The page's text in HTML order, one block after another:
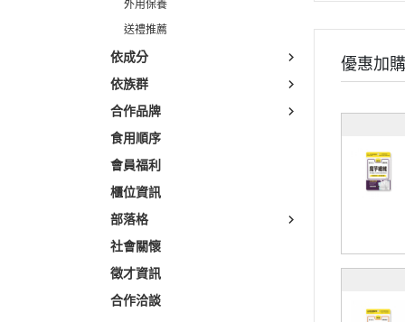
外用保養
送禮推薦
依成分
依族群
合作品牌
食用順序
會員福利
櫃位資訊
部落格
社會關懷
徵才資訊
合作洽談
優惠加購